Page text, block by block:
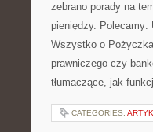
zebrano porady na
pieniędzy. Polecamy:
Wszystko o
prawniczego czy
tłumaczące, jak
CATEGORIES: